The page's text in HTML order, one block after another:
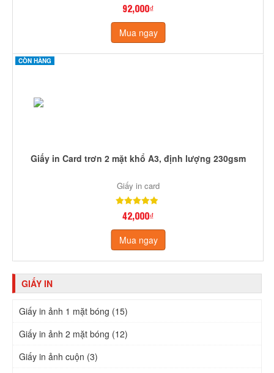
92,000₫
Mua ngay
CÒN HÀNG
Giấy in Card trơn 2 mặt khổ A3, định lượng 230gsm
Giấy in card
42,000₫
Mua ngay
GIẤY IN
Giấy in ảnh 1 mặt bóng (15)
Giấy in ảnh 2 mặt bóng (12)
Giấy in ảnh cuộn (3)